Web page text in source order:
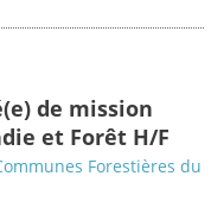
de mission
et Forêt H/F
Forestières du